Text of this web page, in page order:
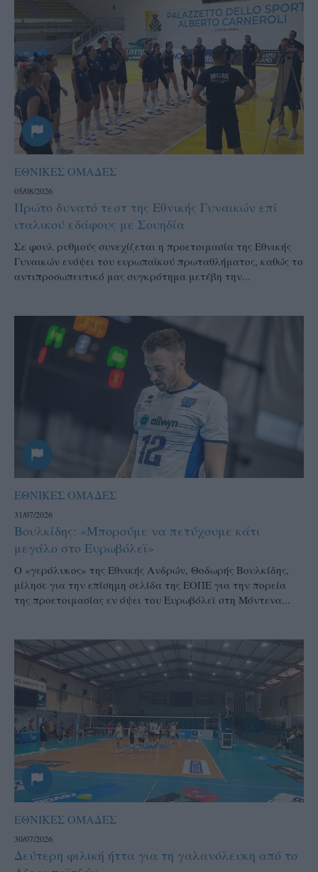
ΕΘΝΙΚΕΣ ΟΜΑΔΕΣ
05/08/2026
Πρώτο δυνατό τεστ της Εθνικής Γυναικών επί
ιταλικού εδάφους με Σουηδία
Σε φουλ ρυθμούς συνεχίζεται η προετοιμασία της Εθνικής
Γυναικών ενόψει του ευρωπαϊκού πρωταθλήματος, καθώς το
αντιπροσωπευτικό μας συγκρότημα μετέβη την...
ΕΘΝΙΚΕΣ ΟΜΑΔΕΣ
31/07/2026
Βουλκίδης: «Μπορούμε να πετύχουμε κάτι
μεγάλο στο Ευρωβόλεϊ»
Ο «γερόλυκος» της Εθνικής Ανδρών, Θοδωρής Βουλκίδης,
μίλησε για την επίσημη σελίδα της ΕΟΠΕ για την πορεία
της προετοιμασίας εν όψει του Ευρωβόλεϊ στη Μόντενα...
ΕΘΝΙΚΕΣ ΟΜΑΔΕΣ
30/07/2026
Δεύτερη φιλική ήττα για τη γαλανόλευκη από το